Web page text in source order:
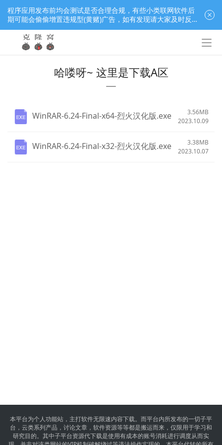
哈喽呀~ 这里是下载A区
WinRAR-6.24-Final-x64-烈火汉化版.exe
3.56MB
2023.10.09
WinRAR-6.24-Final-x32-烈火汉化版.exe
3.38MB
2023.10.07
本平台为个人功能站，主打软件无限速内容下载。而平台内所发布的一切子平
台，云类系列产品，讨论文章，软件资源等等都是搬运而来，仅限用于学习和
研究目的。其中子平台资源代下载是使用有成本的账号消耗进行调度从而实
程序应用发布前均会测试是否合理合规，有些小类联网软件后
期可能会偷偷增置违规型(黄赌)广告，如有发现请大家及时反
馈窝长进行处理，共同监督维护良好的程序应用下载社区！